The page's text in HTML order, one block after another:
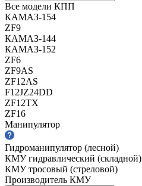
Все модели КПП
КАМАЗ-154
ZF9
КАМАЗ-144
КАМАЗ-152
ZF6
ZF9AS
ZF12AS
F12JZ24DD
ZF12TX
ZF16
Манипулятор
Гидроманипулятор (лесной)
КМУ гидравлический (складной)
КМУ тросовый (стреловой)
Производитель КМУ